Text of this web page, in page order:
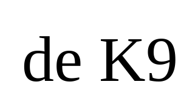
de K9